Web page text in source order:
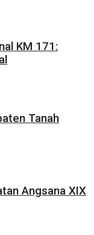
KM 171:
Tanah
Angsana XIX